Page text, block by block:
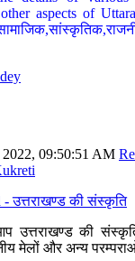
aspects of
2022, 09:50:51 AM
उत्तराखण्ड की संस्कृति
उत्तराखण्ड की संस्कृति,
मेलों और अन्य